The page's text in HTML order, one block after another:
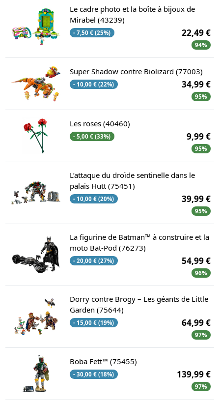
Le cadre photo et la boîte à bijoux de
Mirabel (43239)
- 7,50 € (25%) 22,49 €
94%
Super Shadow contre Biolizard (77003)
- 10,00 € (22%) 34,99 €
95%
Les roses (40460)
- 5,00 € (33%) 9,99 €
95%
L’attaque du droïde sentinelle dans le
palais Hutt (75451)
- 10,00 € (20%) 39,99 €
95%
La figurine de Batman™ à construire et la
moto Bat-Pod (76273)
- 20,00 € (27%) 54,99 €
96%
Dorry contre Brogy – Les géants de Little
Garden (75644)
- 15,00 € (19%) 64,99 €
97%
Boba Fett™ (75455)
- 30,00 € (18%) 139,99 €
97%